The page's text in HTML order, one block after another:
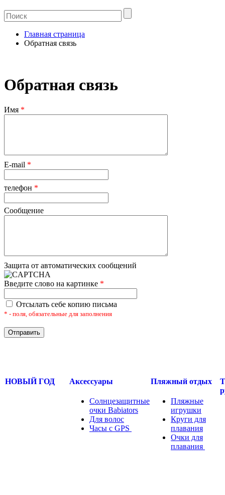
Главная страница
Обратная связь
Обратная связь
Имя *
E-mail *
телефон *
Сообщение
Защита от автоматических сообщений
Введите слово на картинке *
Отсылать себе копию письма
* - поля, обязательные для заполнения
НОВЫЙ ГОД Аксессуары
Солнцезащитные
очки Babiators
Для волос
Часы с GPS
Пляжный отдых
Пляжные
игрушки
Круги для
плавания
Очки для
плавания